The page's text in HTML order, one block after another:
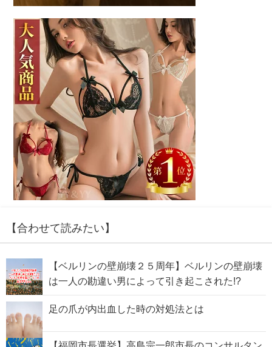
【合わせて読みたい】
【ベルリンの壁崩壊２５周年】ベルリンの壁崩壊
は一人の勘違い男によって引き起こされた!?
足の爪が内出血した時の対処法とは